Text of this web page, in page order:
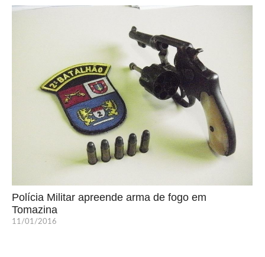
Polícia Militar apreende arma de fogo em
Tomazina
11/01/2016